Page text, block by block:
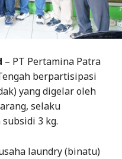
– PT Pertamina Patra
berpartisipasi
yang digelar oleh
selaku
3 kg.
laundry (binatu)